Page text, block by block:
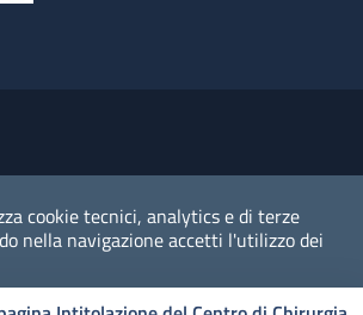
cookie tecnici, analytics e di terze
nella navigazione accetti l'utilizzo dei
del dato personale